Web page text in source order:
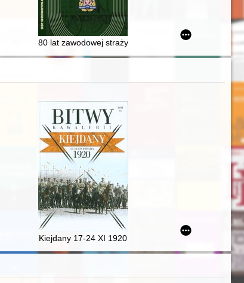
: jubileuszu: 950 lecia Diecezji Płockiej 1075-2025, 400
cor meum" (Ps 139[138],23) : księga pamiątkowa dla
80 lat zawodowej straży pożarnej w Malborku : 1945-
: nazwy sekwatywne w polszczyźnie XVI wieku
Kiejdany 17-24 XI 1920